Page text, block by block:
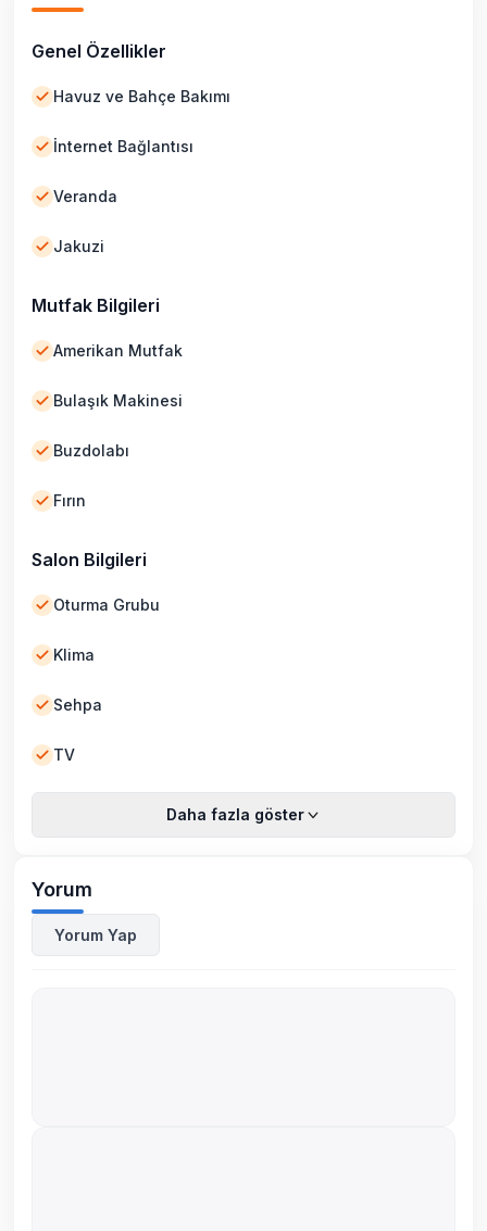
Genel Özellikler
Havuz ve Bahçe Bakımı
İnternet Bağlantısı
Veranda
Jakuzi
Mutfak Bilgileri
Amerikan Mutfak
Bulaşık Makinesi
Buzdolabı
Fırın
Salon Bilgileri
Oturma Grubu
Klima
Sehpa
TV
Daha fazla göster
Yorum
Yorum Yap